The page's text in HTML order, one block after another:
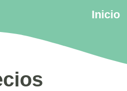
Inicio